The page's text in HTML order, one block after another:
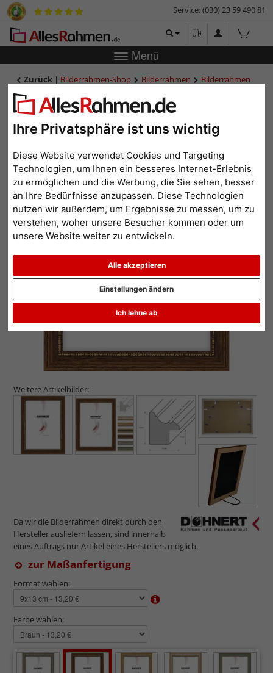
Ihre Privatsphäre ist uns wichtig
Diese Website verwendet Cookies und Targeting
Technologien, um Ihnen ein besseres Internet-Erlebnis
zu ermöglichen und die Werbung, die Sie sehen, besser
an Ihre Bedürfnisse anzupassen. Diese Technologien
nutzen wir außerdem, um Ergebnisse zu messen, um zu
verstehen, woher unsere Besucher kommen oder um
unsere Website weiter zu entwickeln.
Alle akzeptieren
Ich lehne ab
Einstellungen ändern
Service: (030) 23 59 490 81
Menü
Zurück | Bilderrahmen-Shop Bilderrahmen
Bilderrahmen
Holz
Holzrahmen Chalfont
Zurück
Weitere Artikelbilder:
Da wir die Bilderrahmen direkt durch den
Hersteller ausliefern lassen, sind innerhalb
eines Auftrags nur Artikel eines Herstellers möglich.
zur Maßanfertigung
Format wählen:
Farbe wählen: